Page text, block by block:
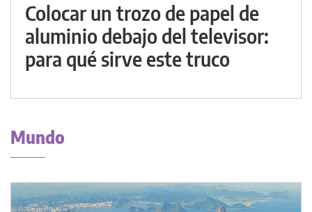
Colocar un trozo de papel de
aluminio debajo del televisor:
para qué sirve este truco
Mundo